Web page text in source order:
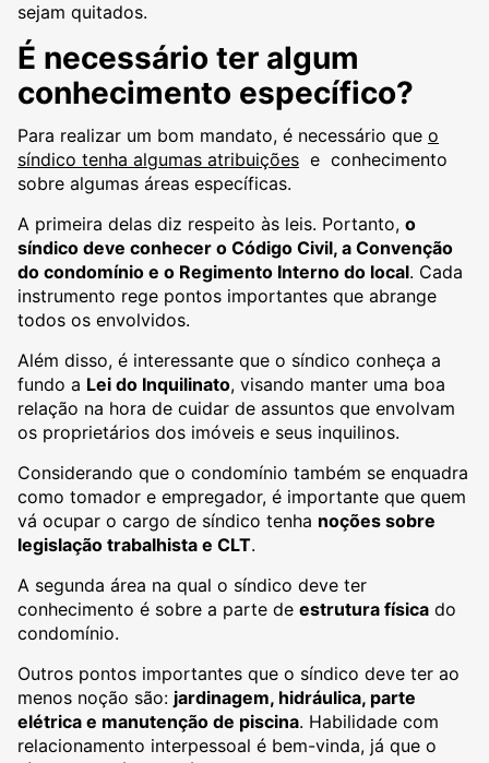
sejam quitados.
É necessário ter algum
conhecimento específico?
Para realizar um bom mandato, é necessário que o
síndico tenha algumas atribuições e conhecimento
sobre algumas áreas específicas.
A primeira delas diz respeito às leis. Portanto, o
síndico deve conhecer o Código Civil, a Convenção
do condomínio e o Regimento Interno do local. Cada
instrumento rege pontos importantes que abrange
todos os envolvidos.
Além disso, é interessante que o síndico conheça a
fundo a Lei do Inquilinato, visando manter uma boa
relação na hora de cuidar de assuntos que envolvam
os proprietários dos imóveis e seus inquilinos.
Considerando que o condomínio também se enquadra
como tomador e empregador, é importante que quem
vá ocupar o cargo de síndico tenha noções sobre
legislação trabalhista e CLT.
A segunda área na qual o síndico deve ter
conhecimento é sobre a parte de estrutura física do
condomínio.
Outros pontos importantes que o síndico deve ter ao
menos noção são: jardinagem, hidráulica, parte
elétrica e manutenção de piscina. Habilidade com
relacionamento interpessoal é bem-vinda, já que o